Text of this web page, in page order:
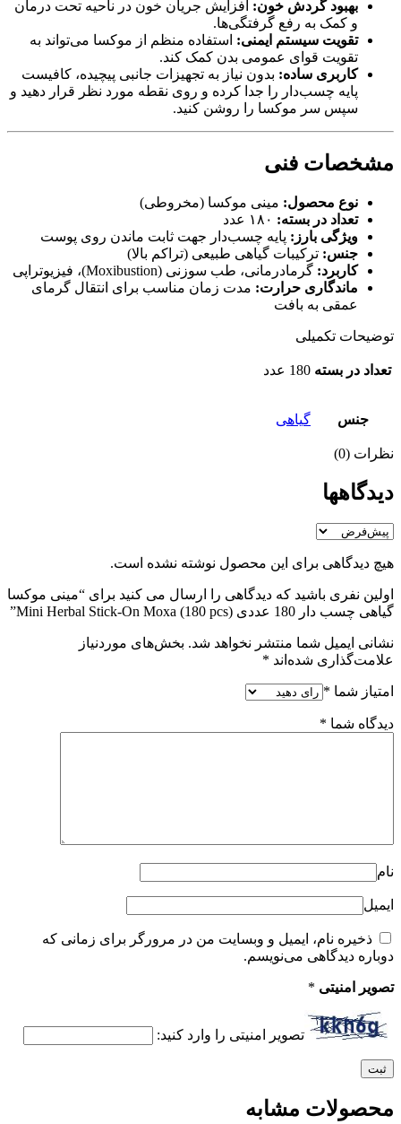
بهبود گردش خون: افزایش جریان خون در ناحیه تحت درمان
و کمک به رفع گرفتگی‌ها.
تقویت سیستم ایمنی: استفاده منظم از موکسا می‌تواند به
تقویت قوای عمومی بدن کمک کند.
کاربری ساده: بدون نیاز به تجهیزات جانبی پیچیده، کافیست
پایه چسب‌دار را جدا کرده و روی نقطه مورد نظر قرار دهید و
سپس سر موکسا را روشن کنید.
مشخصات فنی
نوع محصول: مینی موکسا (مخروطی)
تعداد در بسته:
ویژگی بارز: پایه چسب‌دار جهت ثابت ماندن روی پوست
جنس: ترکیبات گیاهی طبیعی (تراکم بالا)
کاربرد: گرما‌درمانی، طب سوزنی (Moxibustion)، فیزیوتراپی
ماندگاری حرارت: مدت زمان مناسب برای انتقال گرمای
عمقی به بافت
توضیحات تکمیلی
تعداد در بسته 180 عدد
جنس گیاهی
نظرات (0)
دیدگاهها
هیچ دیدگاهی برای این محصول نوشته نشده است.
اولین نفری باشید که دیدگاهی را ارسال می کنید برای “مینی موکسا
گیاهی چسب دار 180 عددی Mini Herbal Stick-On Moxa (180 pcs)”
نشانی ایمیل شما منتشر نخواهد شد. بخش‌های موردنیاز
علامت‌گذاری شده‌اند *
امتیاز شما *
دیدگاه شما *
نام
ایمیل
ذخیره نام، ایمیل و وبسایت من در مرورگر برای زمانی که
دوباره دیدگاهی می‌نویسم.
تصویر امنیتی *
تصویر امنیتی را وارد کنید:
محصولات مشابه